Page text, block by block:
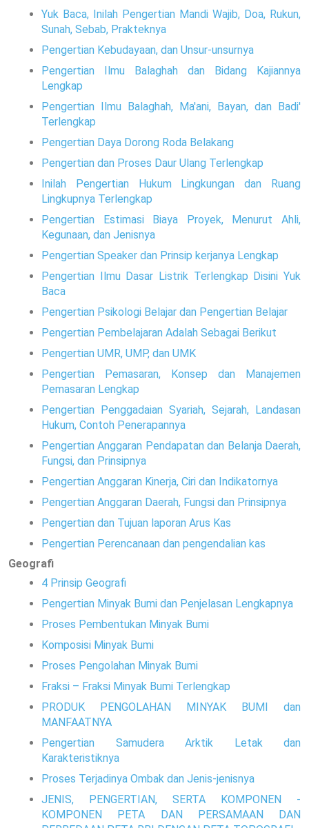
Yuk Baca, Inilah Pengertian Mandi Wajib, Doa, Rukun,
Sunah, Sebab, Prakteknya
Pengertian Kebudayaan, dan Unsur-unsurnya
Pengertian Ilmu Balaghah dan Bidang Kajiannya
Lengkap
Pengertian Ilmu Balaghah, Ma'ani, Bayan, dan Badi'
Terlengkap
Pengertian Daya Dorong Roda Belakang
Pengertian dan Proses Daur Ulang Terlengkap
Inilah Pengertian Hukum Lingkungan dan Ruang
Lingkupnya Terlengkap
Pengertian Estimasi Biaya Proyek, Menurut Ahli,
Kegunaan, dan Jenisnya
Pengertian Speaker dan Prinsip kerjanya Lengkap
Pengertian Ilmu Dasar Listrik Terlengkap Disini Yuk
Baca
Pengertian Psikologi Belajar dan Pengertian Belajar
Pengertian Pembelajaran Adalah Sebagai Berikut
Pengertian UMR, UMP, dan UMK
Pengertian Pemasaran, Konsep dan Manajemen
Pemasaran Lengkap
Pengertian Penggadaian Syariah, Sejarah, Landasan
Hukum, Contoh Penerapannya
Pengertian Anggaran Pendapatan dan Belanja Daerah,
Fungsi, dan Prinsipnya
Pengertian Anggaran Kinerja, Ciri dan Indikatornya
Pengertian Anggaran Daerah, Fungsi dan Prinsipnya
Pengertian dan Tujuan laporan Arus Kas
Pengertian Perencanaan dan pengendalian kas
Geografi
4 Prinsip Geografi
Pengertian Minyak Bumi dan Penjelasan Lengkapnya
Proses Pembentukan Minyak Bumi
Komposisi Minyak Bumi
Proses Pengolahan Minyak Bumi
Fraksi – Fraksi Minyak Bumi Terlengkap
PRODUK PENGOLAHAN MINYAK BUMI dan
MANFAATNYA
Pengertian Samudera Arktik Letak dan
Karakteristiknya
Proses Terjadinya Ombak dan Jenis-jenisnya
JENIS, PENGERTIAN, SERTA KOMPONEN -
KOMPONEN PETA DAN PERSAMAAN DAN